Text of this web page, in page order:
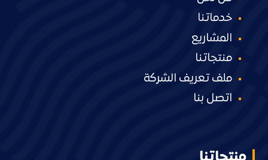
خدماتنا
المشاريع
منتجاتنا
ملف تعريف الشركة
اتصل بنا